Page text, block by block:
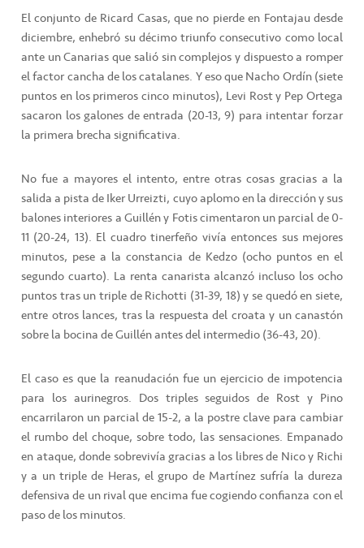
El conjunto de Ricard Casas, que no pierde en Fontajau desde
diciembre, enhebró su décimo triunfo consecutivo como local
ante un Canarias que salió sin complejos y dispuesto a romper
el factor cancha de los catalanes. Y eso que Nacho Ordín (siete
puntos en los primeros cinco minutos), Levi Rost y Pep Ortega
sacaron los galones de entrada (20-13, 9) para intentar forzar
la primera brecha significativa.
No fue a mayores el intento, entre otras cosas gracias a la
salida a pista de Iker Urreizti, cuyo aplomo en la dirección y sus
balones interiores a Guillén y Fotis cimentaron un parcial de 0-
11 (20-24, 13). El cuadro tinerfeño vivía entonces sus mejores
minutos, pese a la constancia de Kedzo (ocho puntos en el
segundo cuarto). La renta canarista alcanzó incluso los ocho
puntos tras un triple de Richotti (31-39, 18) y se quedó en siete,
entre otros lances, tras la respuesta del croata y un canastón
sobre la bocina de Guillén antes del intermedio (36-43, 20).
El caso es que la reanudación fue un ejercicio de impotencia
para los aurinegros. Dos triples seguidos de Rost y Pino
encarrilaron un parcial de 15-2, a la postre clave para cambiar
el rumbo del choque, sobre todo, las sensaciones. Empanado
en ataque, donde sobrevivía gracias a los libres de Nico y Richi
y a un triple de Heras, el grupo de Martínez sufría la dureza
defensiva de un rival que encima fue cogiendo confianza con el
paso de los minutos.